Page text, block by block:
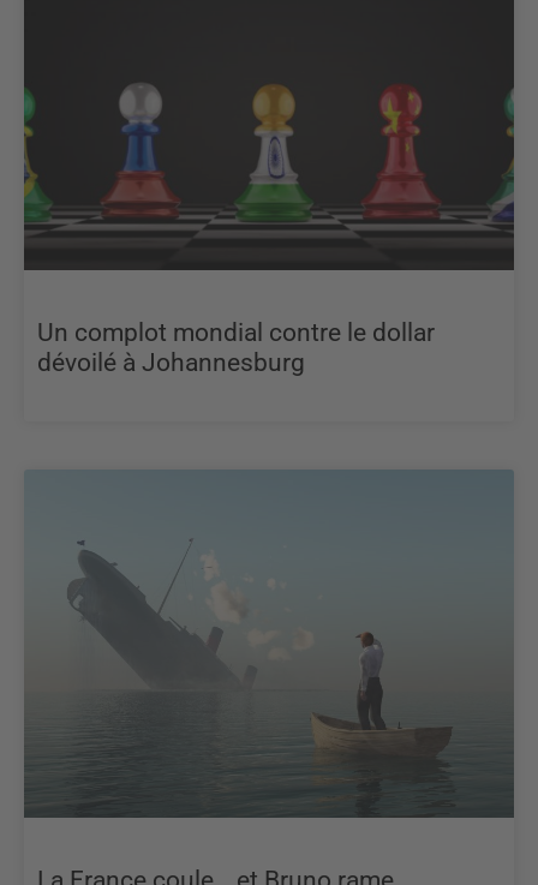
Un complot mondial contre le dollar
dévoilé à Johannesburg